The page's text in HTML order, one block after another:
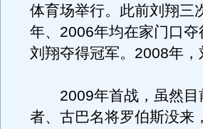
体育场举行。此前刘翔三
年、2006年均在家门口
刘翔夺得冠军。2008年
2009年首战，虽然目
者、古巴名将罗伯斯没来